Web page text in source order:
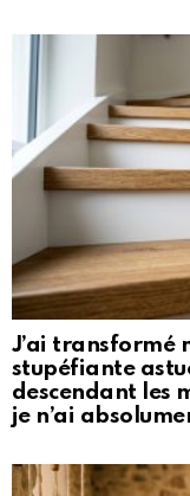
J’ai transformé
stupéfiante
descendant les
je n’ai